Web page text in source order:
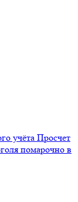
учёта Просчет
помарочно в